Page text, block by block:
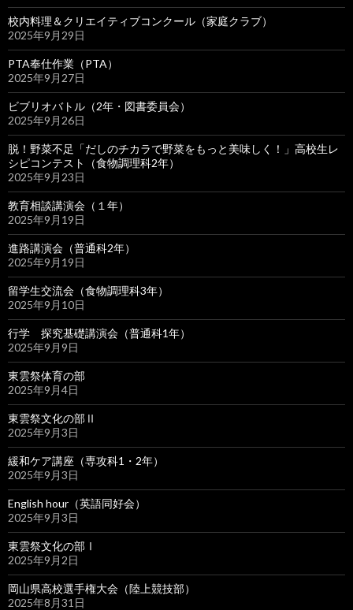
校内料理＆クリエイティブコンクール（家庭クラブ）
2025年9月29日
PTA奉仕作業（PTA）
2025年9月27日
ビブリオバトル（2年・図書委員会）
2025年9月26日
脱！野菜不足「だしのチカラで野菜をもっと美味しく！」高校生レ
シピコンテスト（食物調理科2年）
2025年9月23日
教育相談講演会（１年）
2025年9月19日
進路講演会（普通科2年）
2025年9月19日
留学生交流会（食物調理科3年）
2025年9月10日
行学 探究基礎講演会（普通科1年）
2025年9月9日
東雲祭体育の部
2025年9月4日
東雲祭文化の部Ⅱ
2025年9月3日
緩和ケア講座（専攻科1・2年）
2025年9月3日
English hour（英語同好会）
2025年9月3日
東雲祭文化の部Ⅰ
2025年9月2日
岡山県高校選手権大会（陸上競技部）
2025年8月31日